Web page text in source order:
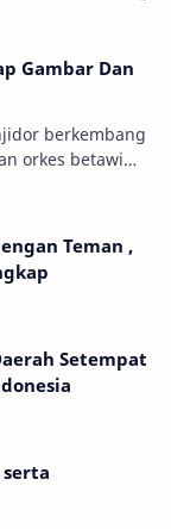
Gambar Dan
betawi
Teman ,
Setempat
serta